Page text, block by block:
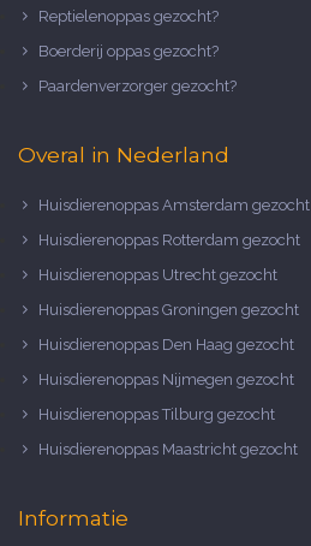
Reptielenoppas gezocht?
Boerderij oppas gezocht?
Paardenverzorger gezocht?
Overal in Nederland
Huisdierenoppas Amsterdam gezocht
Huisdierenoppas Rotterdam gezocht
Huisdierenoppas Utrecht gezocht
Huisdierenoppas Groningen gezocht
Huisdierenoppas Den Haag gezocht
Huisdierenoppas Nijmegen gezocht
Huisdierenoppas Tilburg gezocht
Huisdierenoppas Maastricht gezocht
Informatie